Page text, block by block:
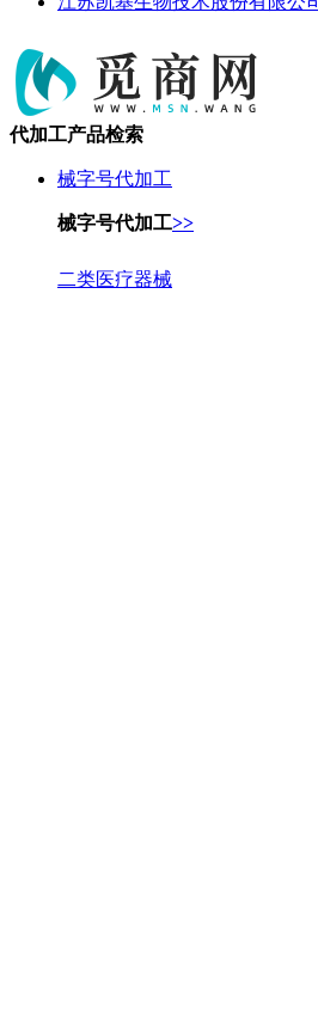
代加工产品检索
械字号代加工
械字号代加工>>
二类医疗器械